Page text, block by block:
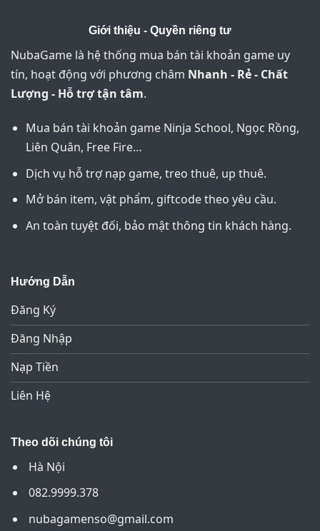
Giới thiệu - Quyền riêng tư
NubaGame là hệ thống mua bán tài khoản game uy
tín, hoạt động với phương châm Nhanh - Rẻ - Chất
Lượng - Hỗ trợ tận tâm.
Mua bán tài khoản game Ninja School, Ngọc Rồng,
Liên Quân, Free Fire…
Dịch vụ hỗ trợ nạp game, treo thuê, up thuê.
Mở bán item, vật phẩm, giftcode theo yêu cầu.
An toàn tuyệt đối, bảo mật thông tin khách hàng.
Hướng Dẫn
Đăng Ký
Đăng Nhập
Nạp Tiền
Liên Hệ
Theo dõi chúng tôi
Hà Nội
082.9999.378
nubagamenso@gmail.com